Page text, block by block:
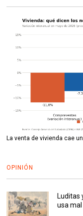
La venta de vivienda cae
OPINIÓN
Luditas
usa mal